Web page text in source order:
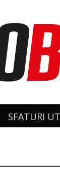
SFATURI